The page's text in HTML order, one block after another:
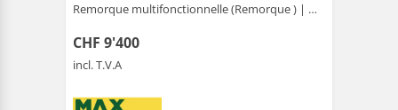
Remorque multifonctionnelle (Remorque ) |
CHF 9'400
incl. T.V.A